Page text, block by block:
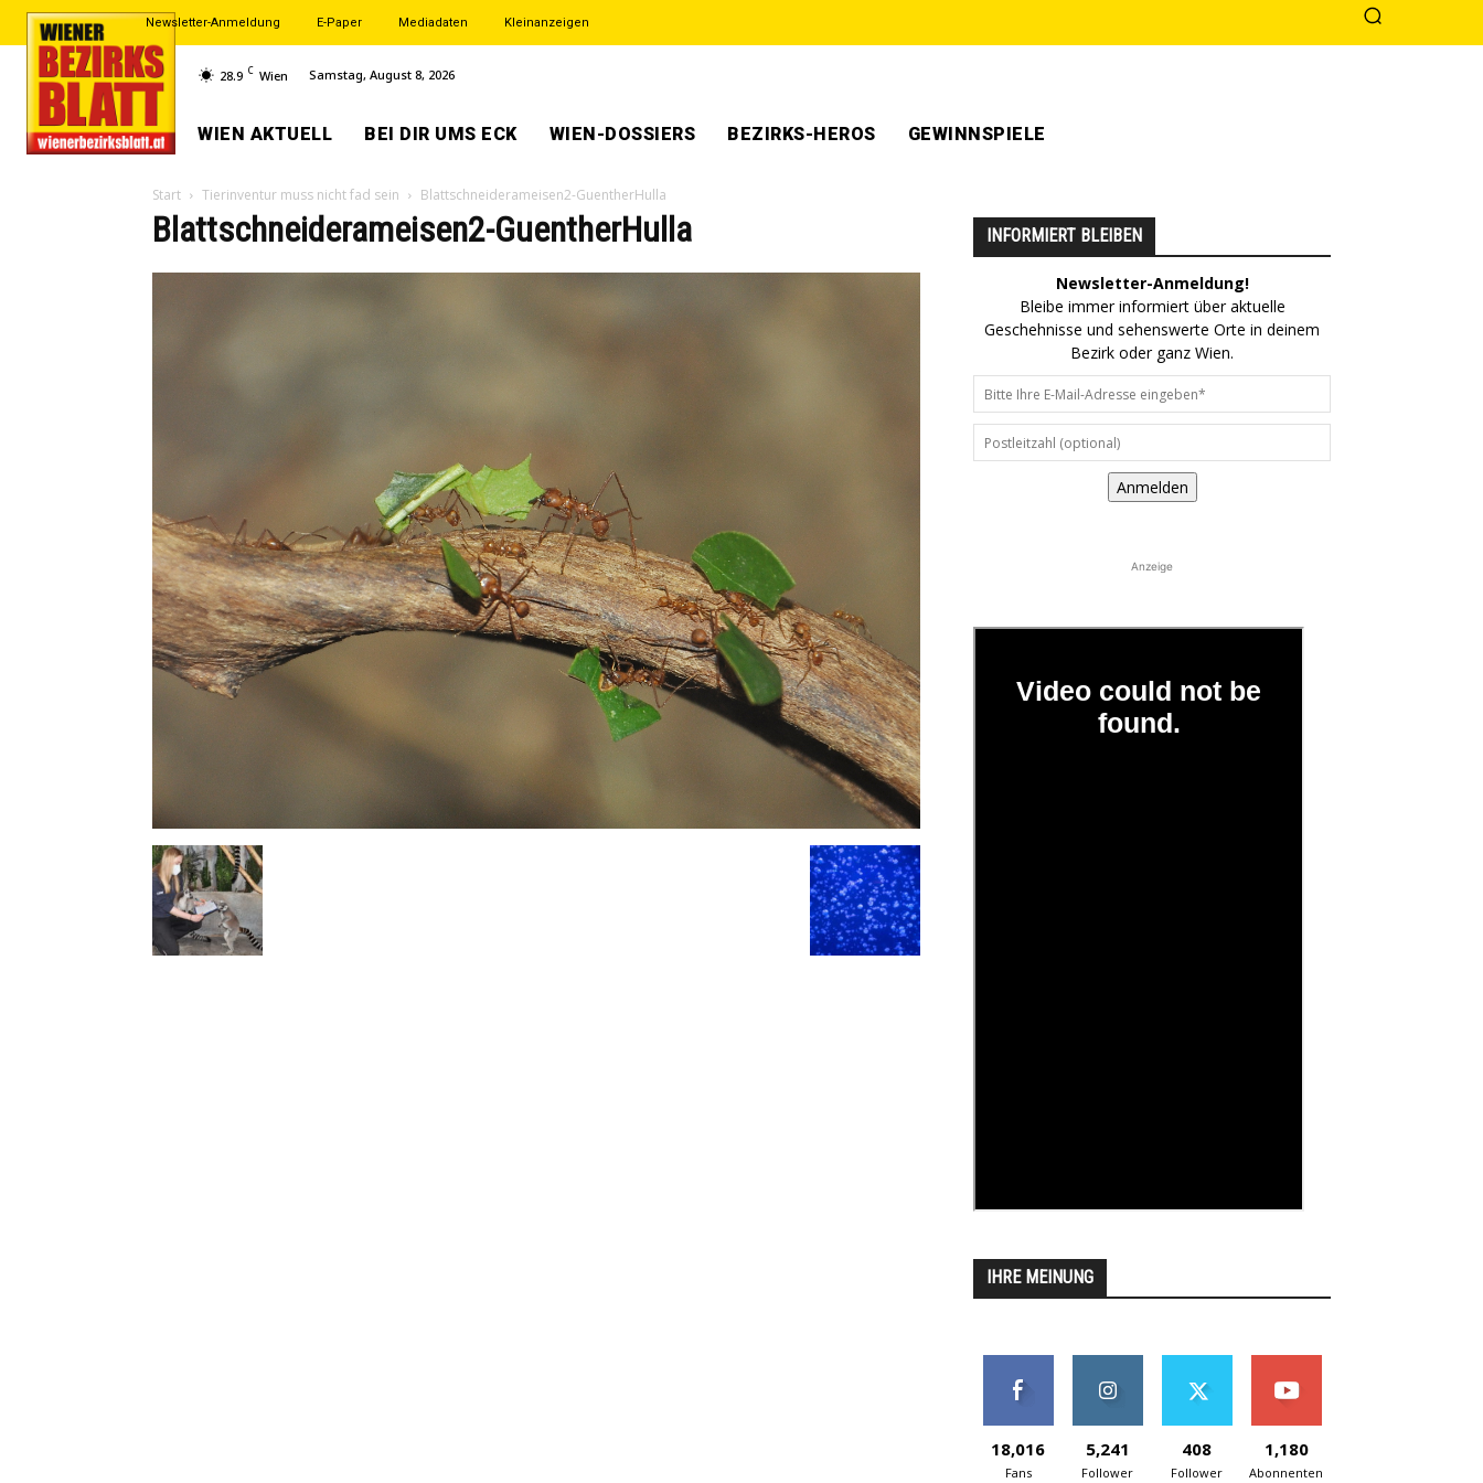
Newsletter-Anmeldung E-Paper Mediadaten Kleinanzeigen
28.9 C Wien Samstag, August 8, 2026
WIEN AKTUELL BEI DIR UMS ECK WIEN-DOSSIERS BEZIRKS-HEROS GEWINNSPIELE
Start Tierinventur muss nicht fad sein Blattschneiderameisen2-GuentherHulla
Blattschneiderameisen2-GuentherHulla INFORMIERT BLEIBEN
Newsletter-Anmeldung!
Bleibe immer informiert über aktuelle
Geschehnisse und sehenswerte Orte in deinem
Bezirk oder ganz Wien.
Anmelden
Anzeige
IHRE MEINUNG
18,016
Fans
5,241
Follower
408
Follower
1,180
Abonnenten